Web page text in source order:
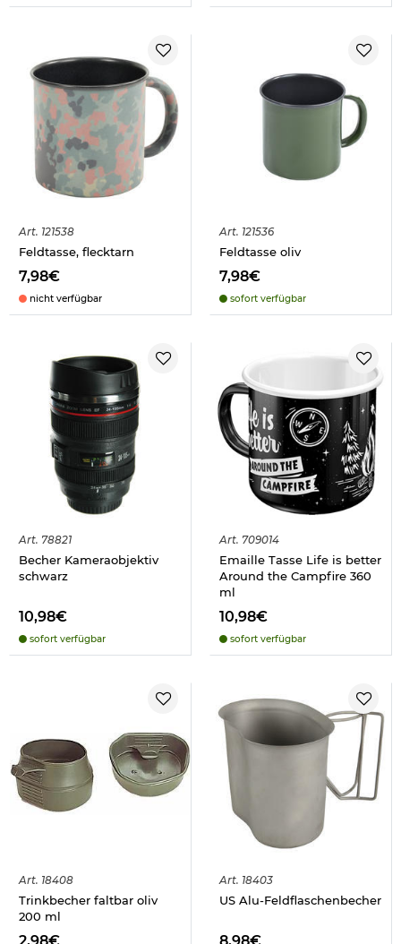
Art. 121538
Feldtasse, flecktarn
7,98€
nicht verfügbar
Art. 121536
Feldtasse oliv
7,98€
sofort verfügbar
Art. 78821
Becher Kameraobjektiv
schwarz
10,98€
sofort verfügbar
Art. 709014
Emaille Tasse Life is better
Around the Campfire 360
ml
10,98€
sofort verfügbar
Art. 18408
Trinkbecher faltbar oliv
200 ml
Art. 18403
US Alu-Feldflaschenbecher